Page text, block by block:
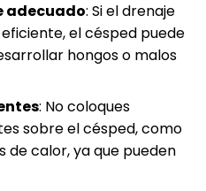
adecuado: Si el drenaje
el césped puede
hongos o malos
: No coloques
sobre el césped, como
de calor, ya que pueden